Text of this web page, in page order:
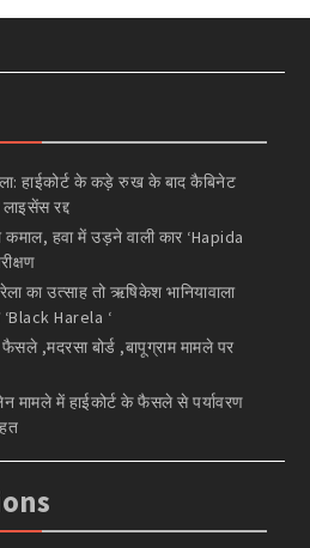
हाईकोर्ट के कड़े रुख के बाद कैबिनेट
रद्द
कमाल, हवा में उड़ने वाली कार ‘Hapida
का उत्साह तो ऋषिकेश भानियावाला
‘Black Harela ‘
,मदरसा बोर्ड ,बापूग्राम मामले पर
मामले में हाईकोर्ट के फैसले से पर्यावरण